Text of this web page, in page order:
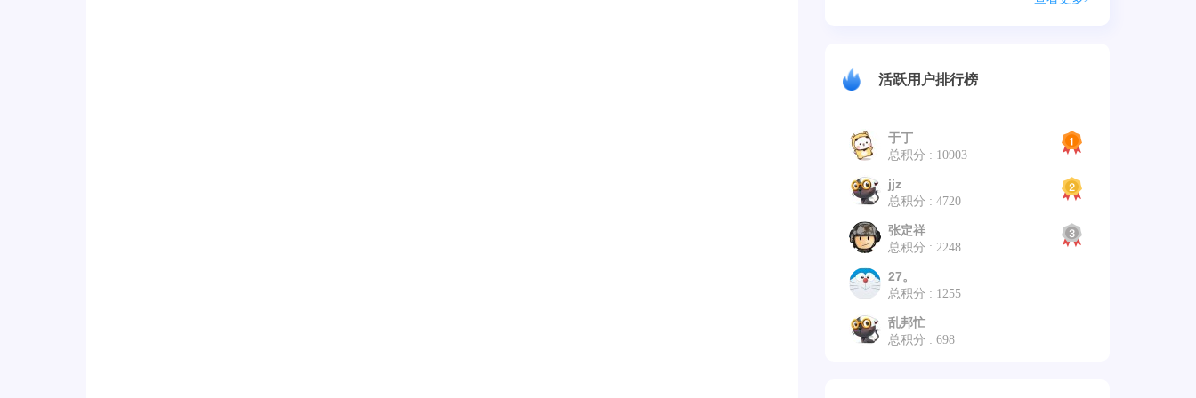
活跃用户排行榜
于丁
总积分 : 10903
jjz
总积分 : 4720
张定祥
总积分 : 2248
27。
总积分 : 1255
乱邦忙
总积分 : 698